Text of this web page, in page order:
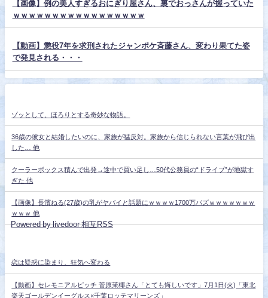
【画像】例の美人すぎるおにぎり屋さん、裏でおっさんが握っていた
ｗｗｗｗｗｗｗｗｗｗｗｗｗｗｗｗｗ
【動画】懲役7年を求刑されたジャンポケ斉藤さん、変わり果てた姿
で発見される・・・
ゾッとして、ほろりとする奇妙な物語。
36歳の彼女と結婚したいのに、家族が猛反対。家族から信じられない言葉が飛び出
した… 他
クーラーボックス積んで出発→途中で買い足し…50代公務員の“ドライブ”が地獄す
ぎた 他
【画像】長濱ねる(27歳)の乳がヤバイと話題にｗｗｗｗ1700万バズｗｗｗｗｗｗｗ
ｗｗｗ 他
Powered by livedoor 相互RSS
恋は疑惑に染まり、狂気へ変わる
【動画】セレモニアルピッチ 菅原茉椰さん「とても悔しいです」7月1日(火)「東北
楽天ゴールデンイーグルス×千葉ロッテマリーンズ」